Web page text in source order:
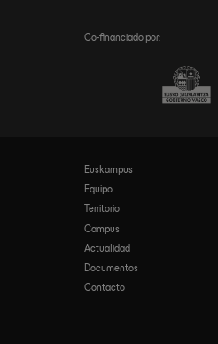
Co-financiado por:
Navegación
principal
Euskampus
Equipo
Territorio
Campus
Actualidad
Documentos
Contacto